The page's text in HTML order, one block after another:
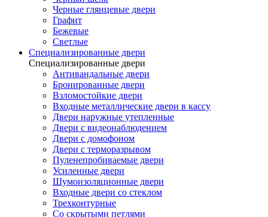
Черные глянцевые двери
Графит
Бежевые
Светлые
Специализированные двери
Специализированные двери
Антивандальные двери
Бронированные двери
Взломостойкие двери
Входные металлические двери в кассу
Двери наружные утепленные
Двери с видеонаблюдением
Двери с домофоном
Двери с терморазрывом
Пуленепробиваемые двери
Усиленные двери
Шумоизоляционные двери
Входные двери со стеклом
Трехконтурные
Со скрытыми петлями